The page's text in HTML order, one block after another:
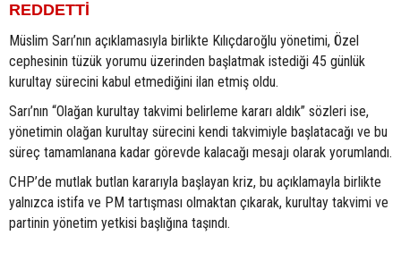
REDDETTİ
Müslim Sarı’nın açıklamasıyla birlikte Kılıçdaroğlu yönetimi, Özel
cephesinin tüzük yorumu üzerinden başlatmak istediği 45 günlük
kurultay sürecini kabul etmediğini ilan etmiş oldu.
Sarı’nın “Olağan kurultay takvimi belirleme kararı aldık” sözleri ise,
yönetimin olağan kurultay sürecini kendi takvimiyle başlatacağı ve bu
süreç tamamlanana kadar görevde kalacağı mesajı olarak yorumlandı.
CHP’de mutlak butlan kararıyla başlayan kriz, bu açıklamayla birlikte
yalnızca istifa ve PM tartışması olmaktan çıkarak, kurultay takvimi ve
partinin yönetim yetkisi başlığına taşındı.